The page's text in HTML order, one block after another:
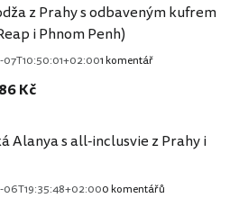
z Prahy s odbaveným kufrem
i Phnom Penh)
1 komentář
Kč
Alanya s all-inclusvie z Prahy i
0 komentářů